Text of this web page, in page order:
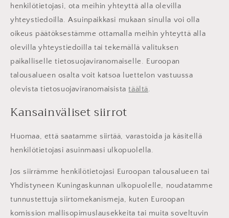
henkilötietojasi, ota meihin yhteyttä alla olevilla
yhteystiedoilla. Asuinpaikkasi mukaan sinulla voi olla
oikeus päätöksestämme ottamalla meihin yhteyttä alla
olevilla yhteystiedoilla tai tekemällä valituksen
paikalliselle tietosuojaviranomaiselle. Euroopan
talousalueen osalta voit katsoa luettelon vastuussa
olevista tietosuojaviranomaisistatäältä.
Kansainväliset siirrot
Huomaa, että saatamme siirtää, varastoida ja käsitellä
henkilötietojasi asuinmaasi ulkopuolella.
Jos siirrämme henkilötietojasi Euroopan talousalueen tai
Yhdistyneen Kuningaskunnan ulkopuolelle, noudatamme
tunnustettuja siirtomekanismeja, kuten Euroopan
komission mallisopimuslausekkeita tai muita soveltuvin